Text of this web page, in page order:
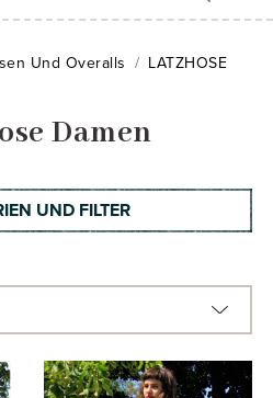
Und Overalls LATZHOSE
Damen
UND FILTER